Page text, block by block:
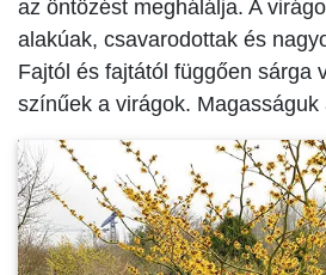
az öntözést meghálálja. A
alakúak, csavarodottak és
Fajtól és fajtától függően sárga
színűek a virágok. Magasságuk